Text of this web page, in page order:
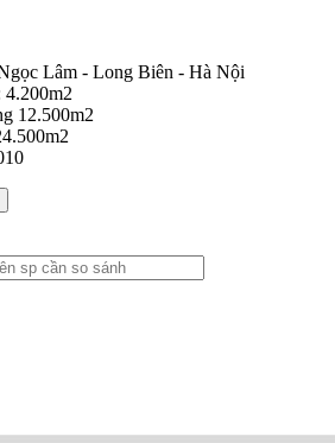
Lâm - Long Biên - Hà Nội
4.200m2
12.500m2